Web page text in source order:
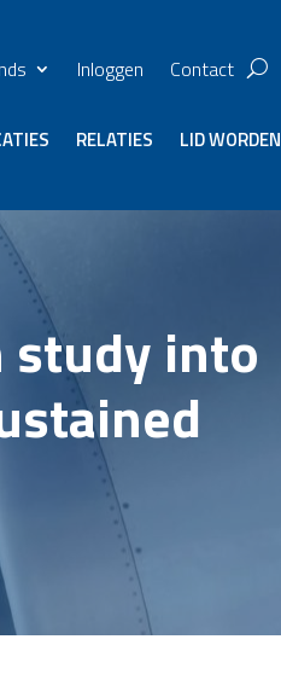
Inloggen Contact
RELATIES LID WORDEN
study into